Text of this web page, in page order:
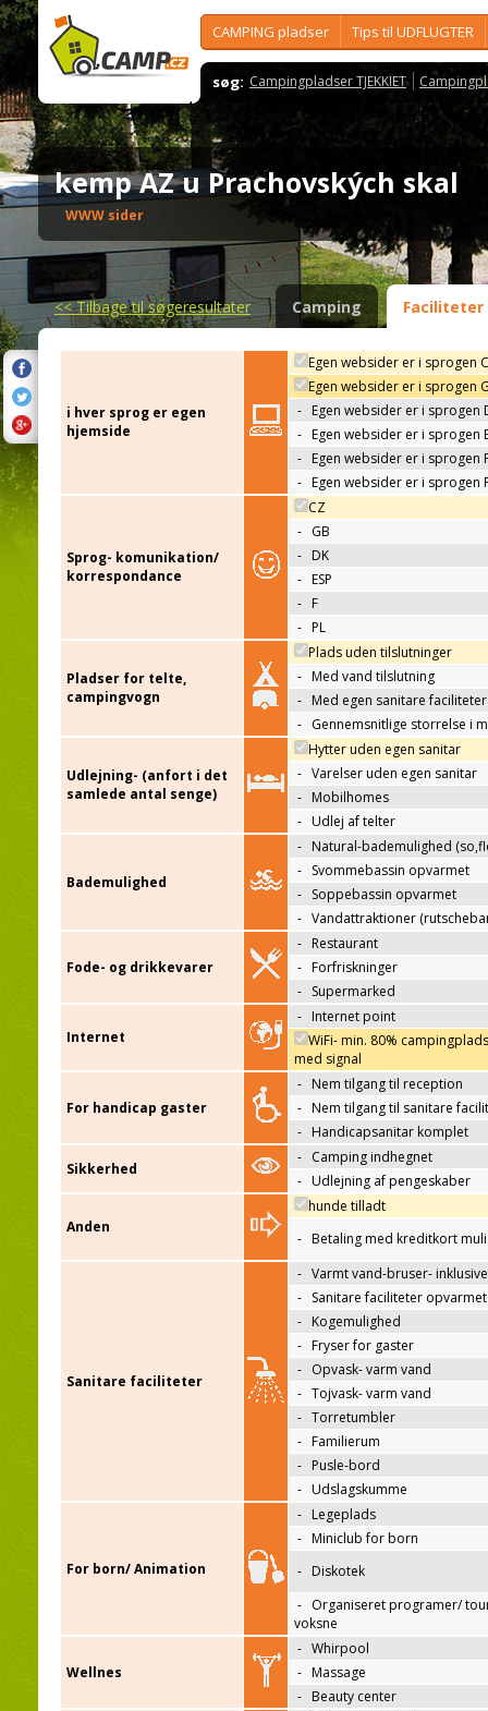
CAMPING pladser Tips til UDFLUGTER
søg: Campingpladser TJEKKIET
kemp AZ u Prachovských skal
WWW sider
<<Tilbage til søgeresultater Camping Faciliteter
i hver sprog er egen
hjemside
Egen websider er i sprogen
Egen websider er i sprogen
- Egen websider er i sprogen
- Egen websider er i sprogen
- Egen websider er i sprogen
- Egen websider er i sprogen
Sprog- komunikation/
korrespondance
CZ
- GB
- DK
- ESP
- F
- PL
Pladser for telte,
campingvogn
Plads uden tilslutninger
- Med vand tilslutning
- Med egen sanitare faciliteter
- Gennemsnitlige storrelse i
Udlejning- (anfort i det
samlede antal senge)
Hytter uden egen sanitar
- Varelser uden egen sanitar
- Mobilhomes
- Udlej af telter
Bademulighed
- Natural-bademulighed
- Svommebassin opvarmet
- Soppebassin opvarmet
- Vandattraktioner
Fode- og drikkevarer
- Restaurant
- Forfriskninger
- Supermarked
Internet
- Internet point
WiFi- min. 80%
med signal
For handicap gaster
- Nem tilgang til reception
- Nem tilgang til sanitare
- Handicapsanitar komplet
Sikkerhed
- Camping indhegnet
- Udlejning af pengeskaber
Anden
hunde tilladt
- Betaling med kreditkort
Sanitare faciliteter
- Varmt vand-bruser- inklusive
- Sanitare faciliteter opvarmet
- Kogemulighed
- Fryser for gaster
- Opvask- varm vand
- Tojvask- varm vand
- Torretumbler
- Familierum
- Pusle-bord
- Udslagskumme
For born/ Animation
- Legeplads
- Miniclub for born
- Diskotek
- Organiseret programer/
voksne
Wellnes
- Whirpool
- Massage
- Beauty center